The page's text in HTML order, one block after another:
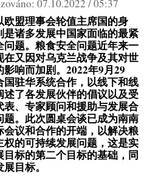
07.10.2022 / 05:37
盟理事会轮值主席国的身
诸多发展中国家面临的最紧
题。粮食安全问题近年来一
又因对乌克兰战争及其对世
响而加剧。2022年9月29
驻华系统合作，以线下和线
了各发展伙伴的倡议以及受
、专家顾问和援助与发展合
。此次圆桌会谈已成为南南
议和合作的开端，以解决粮
的可持续发展问题，这是实
标的第二个目标的基础，同
目标。